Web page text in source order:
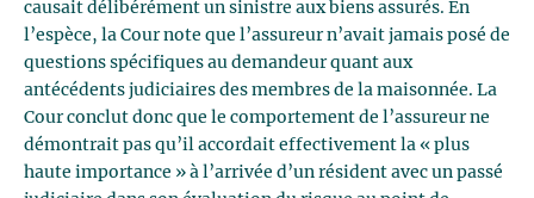
causait délibérément un sinistre aux biens assurés. En
l’espèce, la Cour note que l’assureur n’avait jamais posé de
questions spécifiques au demandeur quant aux
antécédents judiciaires des membres de la maisonnée. La
Cour conclut donc que le comportement de l’assureur ne
démontrait pas qu’il accordait effectivement la « plus
haute importance » à l’arrivée d’un résident avec un passé